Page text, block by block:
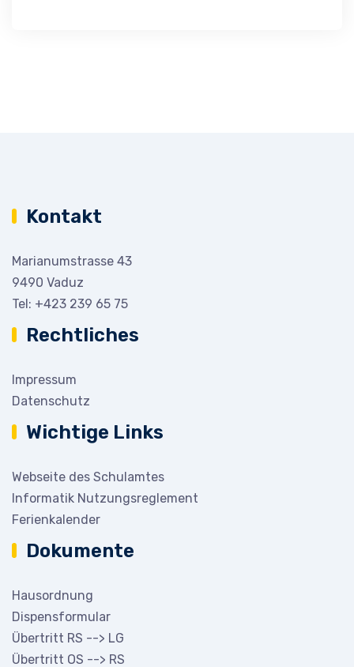
Kontakt
Marianumstrasse 43
9490 Vaduz
Tel: +423 239 65 75
Rechtliches
Impressum
Datenschutz
Wichtige Links
Webseite des Schulamtes
Informatik Nutzungsreglement
Ferienkalender
Dokumente
Hausordnung
Dispensformular
Übertritt RS --> LG
Übertritt OS --> RS